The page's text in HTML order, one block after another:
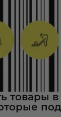
товары в